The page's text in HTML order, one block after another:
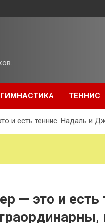
ГИМНАСТИКА ТЕННИС
и есть теннис. Надаль и
— это и есть